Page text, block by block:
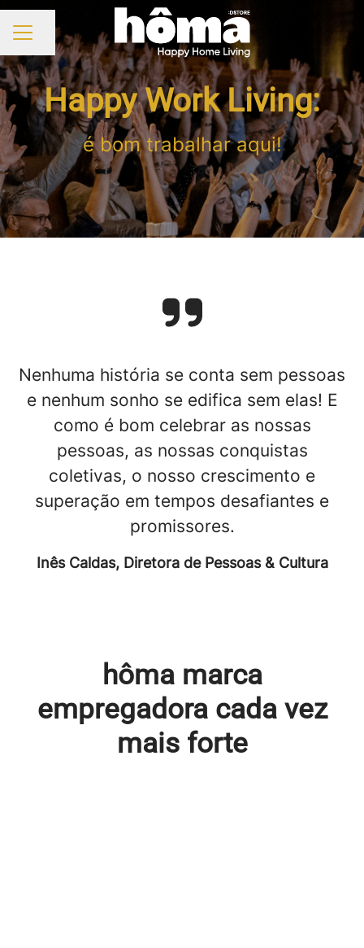
MENU DE CARREIRAS
Partilhar página
Happy Work Living:
é bom trabalhar aqui!
Nenhuma história se conta sem pessoas
e nenhum sonho se edifica sem elas! E
como é bom celebrar as nossas
pessoas, as nossas conquistas
coletivas, o nosso crescimento e
superação em tempos desafiantes e
promissores.
Inês Caldas, Diretora de Pessoas & Cultura
hôma marca
empregadora cada vez
mais forte